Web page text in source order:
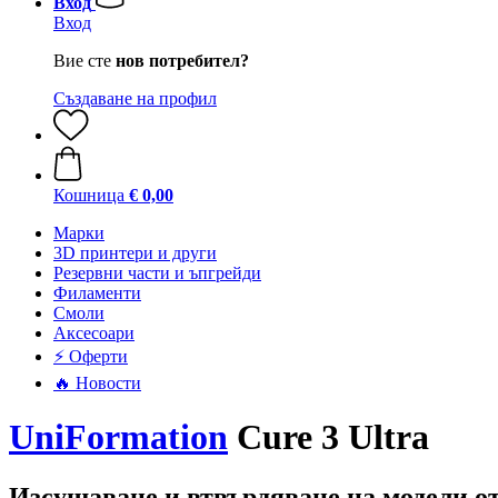
Вход
Вие сте нов потребител?
Създаване на профил
Кошница € 0,00
Mарки
3D принтери и други
Резервни части и ъпгрейди
Филаменти
Смоли
Аксесоари
⚡ Оферти
🔥 Новости
UniFormation Cure 3 Ultra